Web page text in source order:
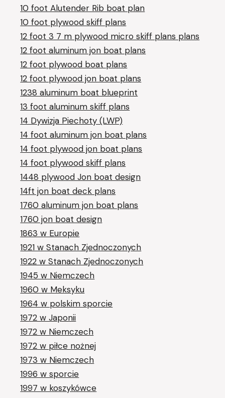
10 foot Alutender Rib boat plan
10 foot plywood skiff plans
12 foot 3 7 m plywood micro skiff plans plans
12 foot aluminum jon boat plans
12 foot plywood boat plans
12 foot plywood jon boat plans
1238 aluminum boat blueprint
13 foot aluminum skiff plans
14 Dywizja Piechoty (LWP)
14 foot aluminum jon boat plans
14 foot plywood jon boat plans
14 foot plywood skiff plans
1448 plywood Jon boat design
14ft jon boat deck plans
1760 aluminum jon boat plans
1760 jon boat design
1863 w Europie
1921 w Stanach Zjednoczonych
1922 w Stanach Zjednoczonych
1945 w Niemczech
1960 w Meksyku
1964 w polskim sporcie
1972 w Japonii
1972 w Niemczech
1972 w piłce nożnej
1973 w Niemczech
1996 w sporcie
1997 w koszykówce